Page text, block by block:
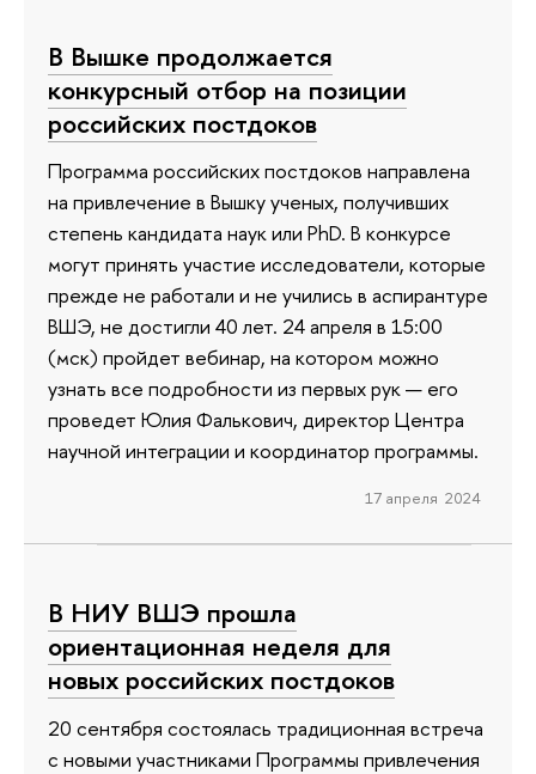
В Вышке продолжается
конкурсный отбор на позиции
российских постдоков
Программа российских постдоков направлена
на привлечение в Вышку ученых, получивших
степень кандидата наук или PhD. В конкурсе
могут принять участие исследователи, которые
прежде не работали и не учились в аспирантуре
ВШЭ, не достигли 40 лет. 24 апреля в 15:00
(мск) пройдет вебинар, на котором можно
узнать все подробности из первых рук — его
проведет Юлия Фалькович, директор Центра
научной интеграции и координатор программы.
17 апреля 2024
В НИУ ВШЭ прошла
ориентационная неделя для
новых российских постдоков
20 сентября состоялась традиционная встреча
с новыми участниками Программы привлечения